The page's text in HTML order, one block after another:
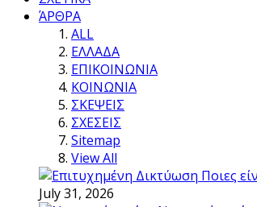
ΆΡΘΡΑ
ALL
ΕΛΛΑΔΑ
ΕΠΙΚΟΙΝΩΝΙΑ
ΚΟΙΝΩΝΙΑ
ΣΚΕΨΕΙΣ
ΣΧΕΣΕΙΣ
Sitemap
View All
Ποιες
July 31, 2026